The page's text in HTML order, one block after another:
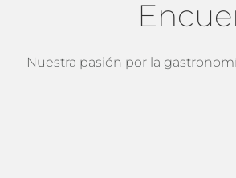
Nuestra pasión por la